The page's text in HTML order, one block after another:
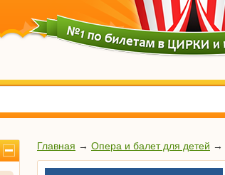
Главная → Опера и балет для детей →